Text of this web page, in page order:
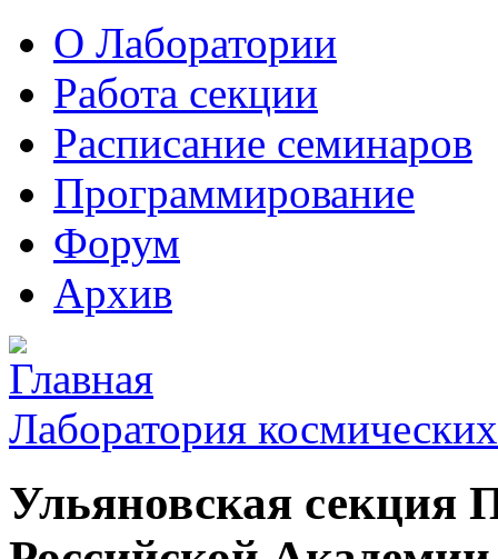
О Лаборатории
Работа секции
Расписание семинаров
Программирование
Форум
Архив
Лаборатория
Ульяновская секция